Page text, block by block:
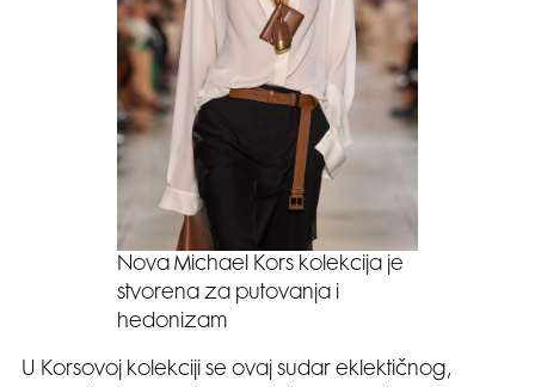
Nova Michael Kors kolekcija je
stvorena za putovanja i
hedonizam
U Korsovoj kolekciji se ovaj sudar eklektičnog,